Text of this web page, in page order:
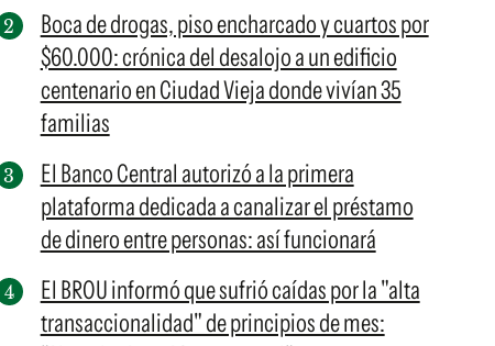
Boca de drogas, piso encharcado y cuartos por
$60.000: crónica del desalojo a un edificio
centenario en Ciudad Vieja donde vivían 35
familias
El Banco Central autorizó a la primera
plataforma dedicada a canalizar el préstamo
de dinero entre personas: así funcionará
El BROU informó que sufrió caídas por la "alta
transaccionalidad" de principios de mes: